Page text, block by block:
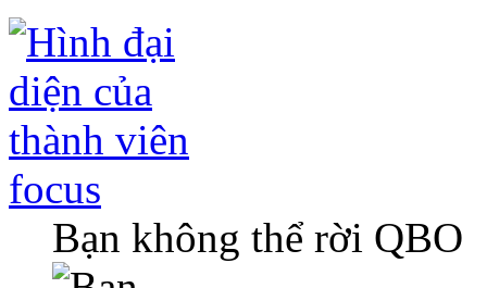
focus
Bạn không thể rời QBO